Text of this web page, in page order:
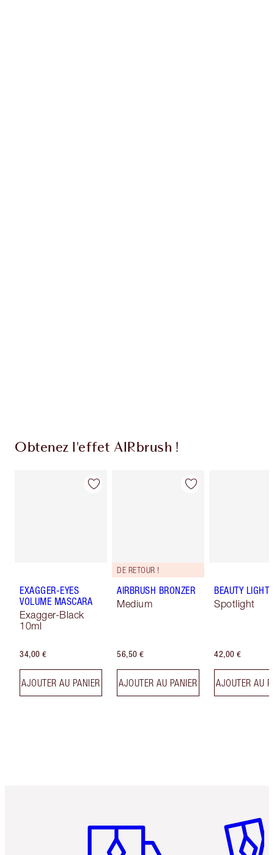
Obtenez l'effet AIRbrush !
EXAGGER-EYES
VOLUME MASCARA
Exagger-Black
10ml
34,00 €
AJOUTER AU PANIER
DE RETOUR !
AIRBRUSH BRONZER
Medium
56,50 €
AJOUTER AU PANIER
BEAUTY LIGHT
Spotlight
42,00 €
AJOUTER AU